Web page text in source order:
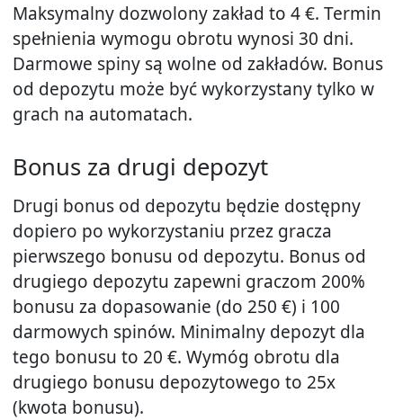
Maksymalny dozwolony zakład to 4 €. Termin
spełnienia wymogu obrotu wynosi 30 dni.
Darmowe spiny są wolne od zakładów. Bonus
od depozytu może być wykorzystany tylko w
grach na automatach.
Bonus za drugi depozyt
Drugi bonus od depozytu będzie dostępny
dopiero po wykorzystaniu przez gracza
pierwszego bonusu od depozytu. Bonus od
drugiego depozytu zapewni graczom 200%
bonusu za dopasowanie (do 250 €) i 100
darmowych spinów. Minimalny depozyt dla
tego bonusu to 20 €. Wymóg obrotu dla
drugiego bonusu depozytowego to 25x
(kwota bonusu).